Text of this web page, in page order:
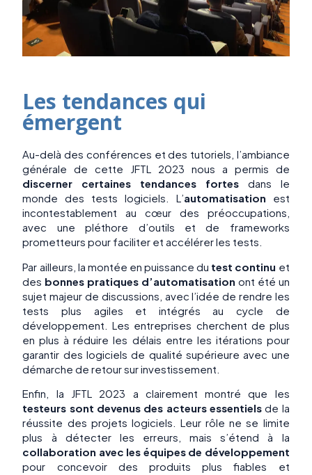
Les tendances qui
émergent
Au-delà des conférences et des tutoriels, l’ambiance
générale de cette JFTL 2023 nous a permis de
discerner certaines tendances fortesdans le
monde des tests logiciels. L’automatisation est
incontestablement au cœur des préoccupations,
avec une pléthore d’outils et de frameworks
prometteurs pour faciliter et accélérer les tests.
Par ailleurs, la montée en puissance du test continu et
des bonnes pratiques d’automatisation ont été un
sujet majeur de discussions, avec l’idée de rendre les
tests plus agiles et intégrés au cycle de
développement. Les entreprises cherchent de plus
en plus à réduire les délais entre les itérations pour
garantir des logiciels de qualité supérieure avec une
démarche de retour sur investissement.
Enfin, la JFTL 2023 a clairement montré que les
testeurs sont devenus des acteurs essentielsde la
réussite des projets logiciels. Leur rôle ne se limite
plus à détecter les erreurs, mais s’étend à la
collaboration avec les équipes de développement
pour concevoir des produits plus fiables et